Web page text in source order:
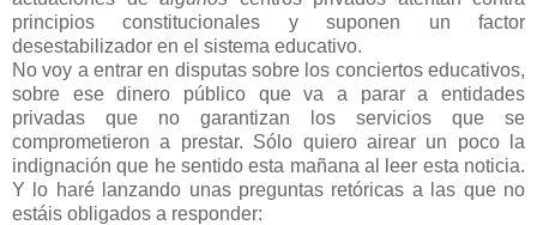
principios constitucionales y suponen un factor
desestabilizador en el sistema educativo.
No voy a entrar en disputas sobre los conciertos educativos,
sobre ese dinero público que va a parar a entidades
privadas que no garantizan los servicios que se
comprometieron a prestar. Sólo quiero airear un poco la
indignación que he sentido esta mañana al leer esta noticia.
Y lo haré lanzando unas preguntas retóricas a las que no
estáis obligados a responder: